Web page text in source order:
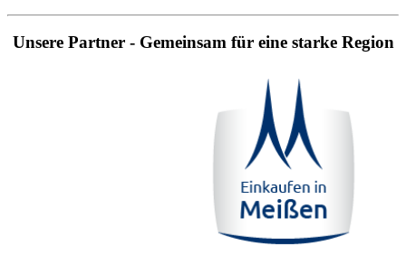
Unsere Partner - Gemeinsam für eine starke Region